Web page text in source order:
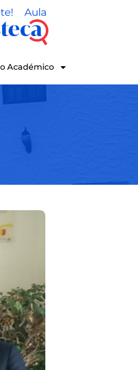
Aula
Académico